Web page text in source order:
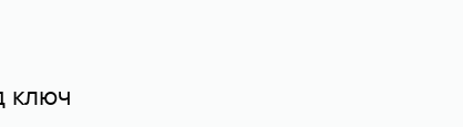
ключ